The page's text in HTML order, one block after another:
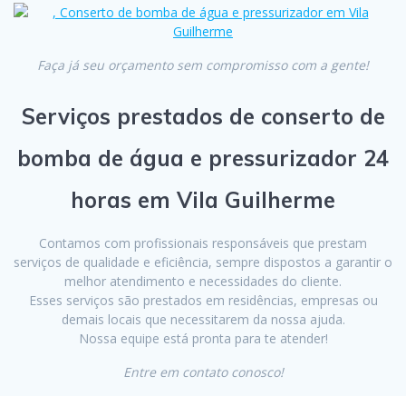
Faça já seu orçamento sem compromisso com a gente!
Serviços prestados de conserto de
bomba de água e pressurizador 24
horas em Vila Guilherme
Contamos com profissionais responsáveis que prestam
serviços de qualidade e eficiência, sempre dispostos a garantir o
melhor atendimento e necessidades do cliente.
Esses serviços são prestados em residências, empresas ou
demais locais que necessitarem da nossa ajuda.
Nossa equipe está pronta para te atender!
Entre em contato conosco!